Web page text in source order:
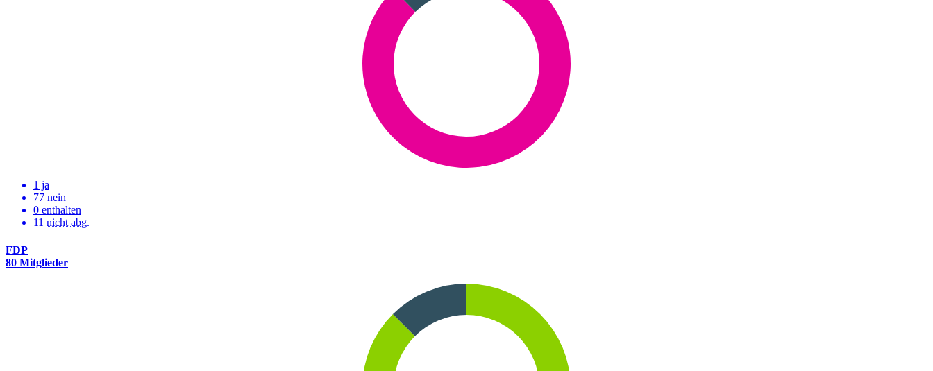
1 ja
77 nein
0 enthalten
11 nicht abg.
FDP
80 Mitglieder